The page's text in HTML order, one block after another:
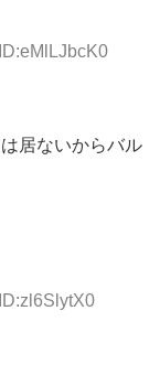
居ないからバル